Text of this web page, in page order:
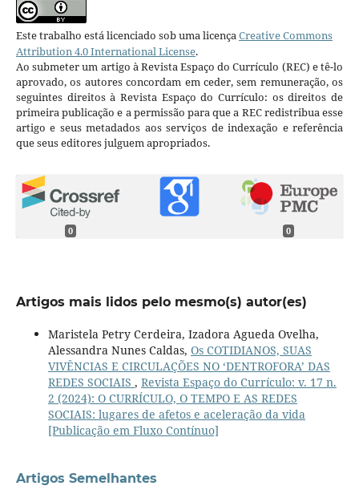
Este trabalho está licenciado sob uma licençaCreative Commons
Attribution 4.0 International License.
Ao submeter um artigo à Revista Espaço do Currículo (REC) e tê-lo
aprovado, os autores concordam em ceder, sem remuneração, os
seguintes direitos à Revista Espaço do Currículo: os direitos de
primeira publicação e a permissão para que a REC redistribua esse
artigo e seus metadados aos serviços de indexação e referência
que seus editores julguem apropriados.
0 0
Artigos mais lidos pelo mesmo(s) autor(es)
Maristela Petry Cerdeira, Izadora Agueda Ovelha,
Alessandra Nunes Caldas, Os COTIDIANOS, SUAS
VIVÊNCIAS E CIRCULAÇÕES NO ‘DENTROFORA’ DAS
REDES SOCIAIS , Revista Espaço do Currículo: v. 17 n.
2 (2024): O CURRÍCULO, O TEMPO E AS REDES
SOCIAIS: lugares de afetos e aceleração da vida
[Publicação em Fluxo Contínuo]
Artigos Semelhantes